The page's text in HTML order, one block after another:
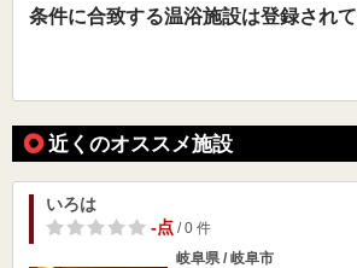
条件に合致する温浴施設は登録されて
近くのオススメ施設
いろは
-点/ 0 件
岐阜県 / 岐阜市